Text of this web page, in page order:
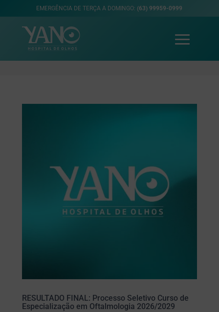
EMERGÊNCIA DE TERÇA A DOMINGO: (63) 99959-0999
RESULTADO FINAL: Processo Seletivo Curso de
Especialização em Oftalmologia 2026/2029